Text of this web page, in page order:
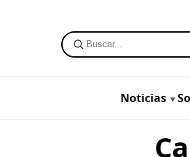
Noticias